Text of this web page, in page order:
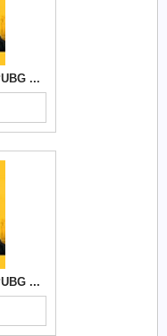
Google Play 50 TL PUBG New State NC
Google Play 25 TL PUBG New State NC